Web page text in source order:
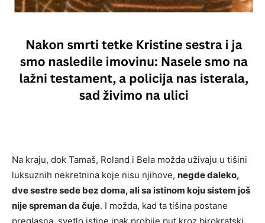
Na kraju, dok Tamaš, Roland i Bela možda uživaju u tišini
luksuznih nekretnina koje nisu njihove, negde daleko,
dve sestre sede bez doma, ali sa istinom koju sistem još
nije spreman da čuje. I možda, kad ta tišina postane